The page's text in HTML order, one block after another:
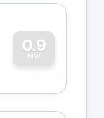
0.9
MW
0